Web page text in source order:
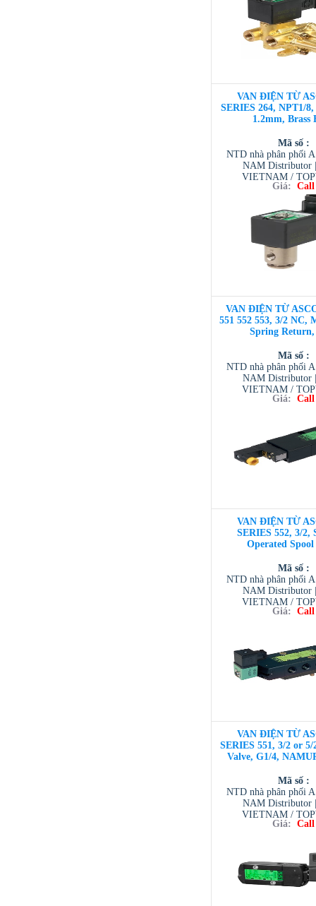
VAN ĐIỆN TỪ
SERIES 264, NPT1/
1.2mm, Brass
Mã số :
NTD nhà phân phối
NAM Distributor
VIETNAM /
VIETNAM /
/ TESCOM
Giá: Call
VAN ĐIỆN TỪ
551 552 553, 3/2 NC,
Spring Return,
Mã số :
NTD nhà phân phối
NAM Distributor
VIETNAM /
VIETNAM /Giá: Call
VAN ĐIỆN TỪ
SERIES 552, 3/2,
Operated Spool
Mã số :
NTD nhà phân phối
NAM Distributor
VIETNAM /
VIETNAM /Giá: Call
VAN ĐIỆN TỪ
SERIES 551, 3/2 or 5/
Valve, G1/4,
Mã số :
NTD nhà phân phối
NAM Distributor
VIETNAM /
VIETNAM /Giá: Call